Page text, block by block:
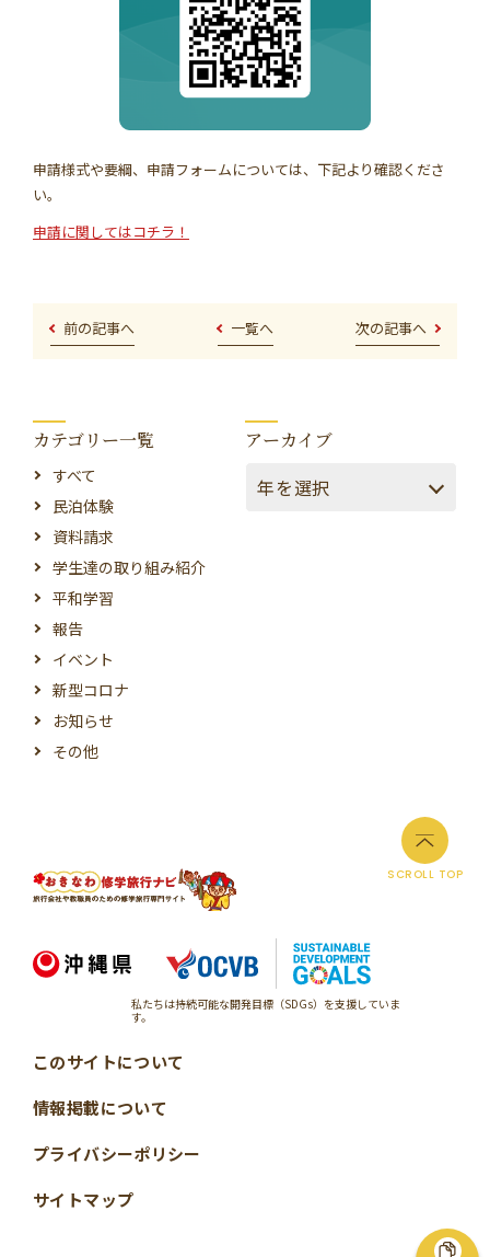
カテゴリー一覧
すべて
民泊体験
資料請求
学生達の取り組み紹介
平和学習
報告
イベント
新型コロナ
お知らせ
その他
アーカイブ
申請様式や要綱、申請フォームについては、下記より確認くださ
い。
申請に関してはコチラ！
前の記事へ 一覧へ 次の記事へ
SCROLL TOP
私たちは持続可能な開発目標（SDGs）を支援していま
す。
このサイトについて
情報掲載について
プライバシーポリシー
サイトマップ